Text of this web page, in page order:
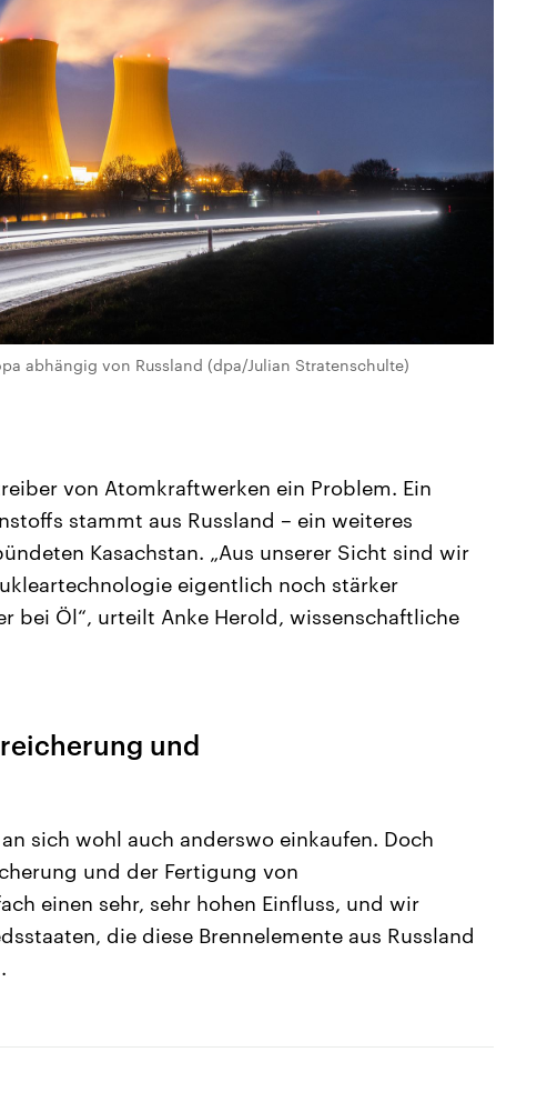
abhängig von Russland (dpa/Julian Stratenschulte)
von Atomkraftwerken ein Problem. Ein
stammt aus Russland – ein weiteres
Kasachstan. „Aus unserer Sicht sind wir
eigentlich noch stärker
bei Öl“, urteilt Anke Herold, wissenschaftliche
und
sich wohl auch anderswo einkaufen. Doch
und der Fertigung von
einen sehr, sehr hohen Einfluss, und wir
die diese Brennelemente aus Russland